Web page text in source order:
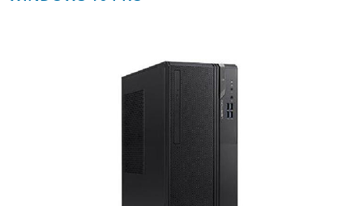
HOME E VIDEOSORVEGLIANZA